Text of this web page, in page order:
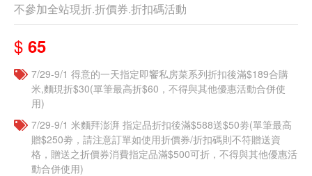
不參加全站現折.折價券.折扣碼活動
$ 65
7/29-9/1 得意的一天指定即饗私房菜系列折扣後滿$189合購
米,麵現折$30(單筆最高折$60，不得與其他優惠活動合併使
用)
7/29-9/1 米麵拜澎湃 指定品折扣後滿$588送$50劵(單筆最高
贈$250劵，請注意訂單如使用折價券/折扣碼則不符贈送資
格，贈送之折價券消費指定品滿$500可折，不得與其他優惠活
動合併使用)